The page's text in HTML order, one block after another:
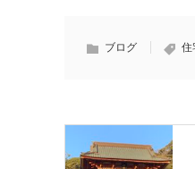
ブログ 住